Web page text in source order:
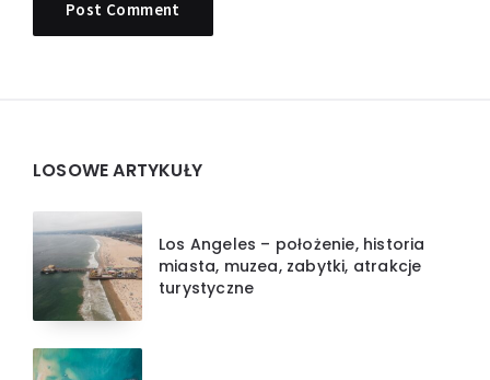
Widgets
LOSOWE ARTYKUŁY
Los Angeles – położenie, historia
miasta, muzea, zabytki, atrakcje
turystyczne